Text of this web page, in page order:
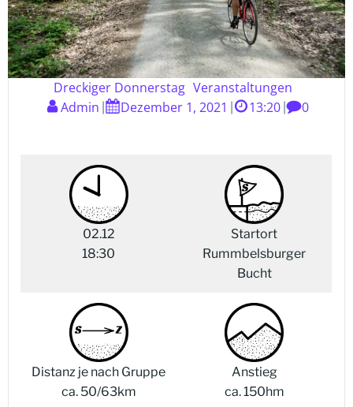
Dreckiger Donnerstag Veranstaltungen
Admin
Dezember 1, 2021 13:20 0
02.12
18:30
Startort
Rummbelsburger
Bucht
Distanz je nach Gruppe
ca. 50/63km
Anstieg
ca. 150hm